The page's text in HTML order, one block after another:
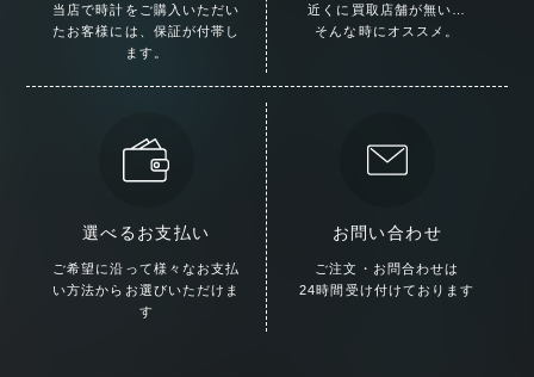
当店で時計をご購入いただい
た お客様には、保証が付帯し
ます。
近くに買取店舗が無い…
そんな時にオススメ。
選べるお支払い
ご希望に沿って様々な お支払
い方法からお選びいただけま
す
お問い合わせ
ご注文・お問合わせは
24時間受け付けております